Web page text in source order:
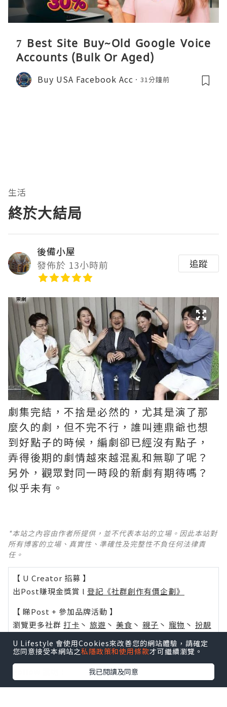
7 Best Site Buy~Old Google Voice
Accounts (Bulk Or Aged)
Buy USA Facebook Acc 31分鐘前
生活
終於大結局
後備小屋
發佈於 13小時前
追蹤
劇集完結，不捨是必然的，尤其是演了那
麼久的劇，但不完不行，誰叫連鼎爺也想
到好點子的時候，編劇卻已經沒有點子，
弄得後期的劇情越來越混亂和無聊了呢？ ​​​
另外，觀眾對同一時段的新劇有期待嗎？
似乎未有。
*本站之內容由作者所提供，並不代表本站的立場。因此本站對
所有博客的立場、真實性、準確性及完整性不負任何法律責
任。
【 U Creator 招募 】
出Post賺現金獎賞 l 登記《社群創作有價企劃》
【 睇Post + 參加品牌活動 】
瀏覽更多社群 打卡 丶 旅遊 丶 美食 丶 親子 丶 寵物 丶 扮靚
活動情報
U Blog開咗WhatsApp啦！發掘更多吃喝玩樂資訊！
U Lifestyle 會使用Cookies來改善您的網站體驗，請確定
您同意接受本網站之私隱政策和使用條款才可繼續瀏覽。
我已閱讀及同意